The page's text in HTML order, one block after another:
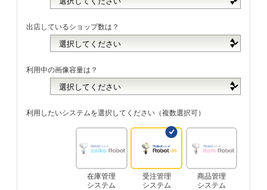
出店しているショップ数は？
利用中の画像容量は？
利用したいシステムを選択してください（複数選択可）
在庫管理
システム
受注管理
システム
商品管理
システム